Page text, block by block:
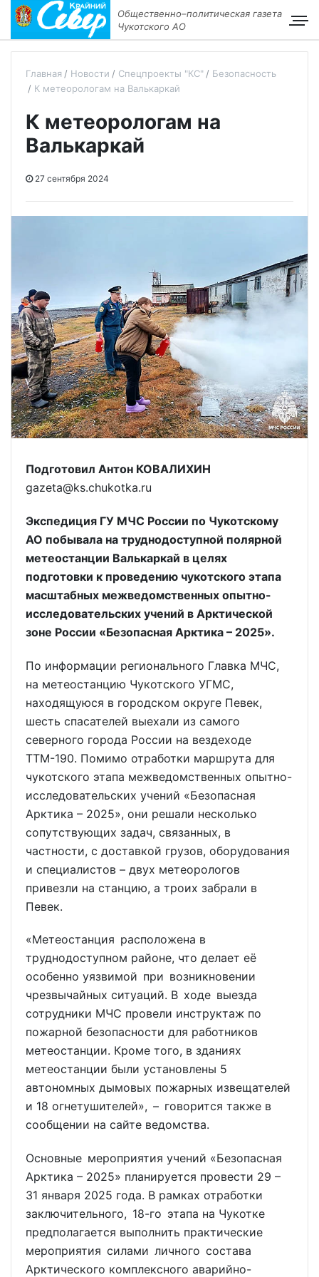
Общественно–политическая газета
Чукотского АО
Главная Новости Спецпроекты "КС"
Безопасность
К метеорологам на Валькаркай
К метеорологам на
Валькаркай
27 сентября 2024
Подготовил Антон КОВАЛИХИН
gazeta@ks.chukotka.ru
Экспедиция ГУ МЧС России по Чукотскому
АО побывала на труднодоступной полярной
метеостанции Валькаркай в целях
подготовки к проведению чукотского этапа
масштабных межведомственных опытно-
исследовательских учений в Арктической
зоне России «Безопасная Арктика – 2025».
По информации регионального Главка МЧС,
на метеостанцию Чукотского УГМС,
находящуюся в городском округе Певек,
шесть спасателей выехали из самого
северного города России на вездеходе
ТТМ-190. Помимо отработки маршрута для
чукотского этапа межведомственных опытно-
исследовательских учений «Безопасная
Арктика – 2025», они решали несколько
сопутствующих задач, связанных, в
частности, с доставкой грузов, оборудования
и специалистов – двух метеорологов
привезли на станцию, а троих забрали в
Певек.
«Метеостанция расположена в
труднодоступном районе, что делает её
особенно уязвимой при возникновении
чрезвычайных ситуаций. В ходе выезда
сотрудники МЧС провели инструктаж по
пожарной безопасности для работников
метеостанции. Кроме того, в зданиях
метеостанции были установлены 5
автономных дымовых пожарных извещателей
и 18 огнетушителей», – говорится также в
сообщении на сайте ведомства.
Основные мероприятия учений «Безопасная
Арктика – 2025» планируется провести 29 –
31 января 2025 года. В рамках отработки
заключительного, 18-го этапа на Чукотке
предполагается выполнить практические
мероприятия силами личного состава
Арктического комплексного аварийно-